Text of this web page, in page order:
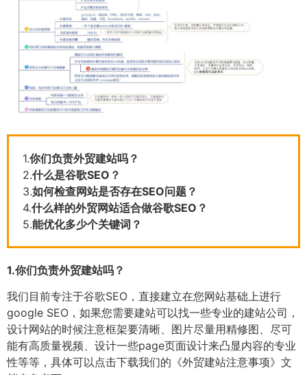
1.你们负责外贸建站吗？
2.什么是谷歌SEO？
3.如何检查网站是否存在SEO问题？
4.什么样的外贸网站适合做谷歌SEO？
5.能优化多少个关键词？
1.你们负责外贸建站吗？
我们目前专注于谷歌SEO，直接建立在您网站基础上进行
google SEO，如果您需要建站可以找一些专业的建站公司，
设计网站的时候注意框架要清晰、图片尽量用精修图、尽可
能有高质量视频、设计一些page页面设计来凸显内容的专业
性等等，具体可以点击下载我们的《外贸建站注意事项》文